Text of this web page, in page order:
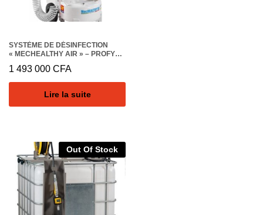
SYSTÈME DE DÉSINFECTION
« MECHEALTHY AIR » – PROFY
1 493 000 CFA
Lire la suite
Out Of Stock